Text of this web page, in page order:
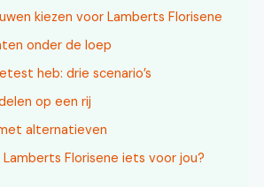
kiezen voor Lamberts Florisene
onder de loep
heb: drie scenario’s
op een rij
alternatieven
Lamberts Florisene iets voor jou?